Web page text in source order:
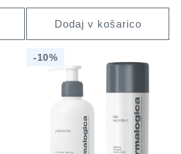
cena
cena
Dodaj v košarico
10%
10%